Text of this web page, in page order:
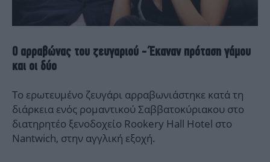
Ο αρραβώνας του ζευγαριού - Έκαναν πρόταση γάμου
και οι δύο
Το ερωτευμένο ζευγάρι αρραβωνιάστηκε κατά τη
διάρκεια ενός ρομαντικού Σαββατοκύριακου στο
διατηρητέο ξενοδοχείο Rookery Hall Hotel στο
Nantwich, στην αγγλική εξοχή.